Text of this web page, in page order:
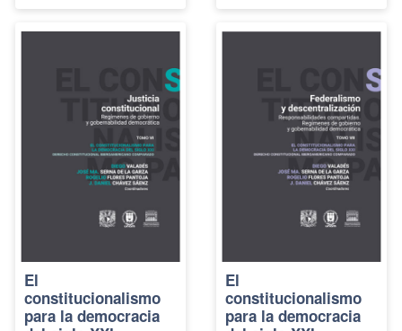
El
constitucionalismo
para la democracia
El
constitucionalismo
para la democracia